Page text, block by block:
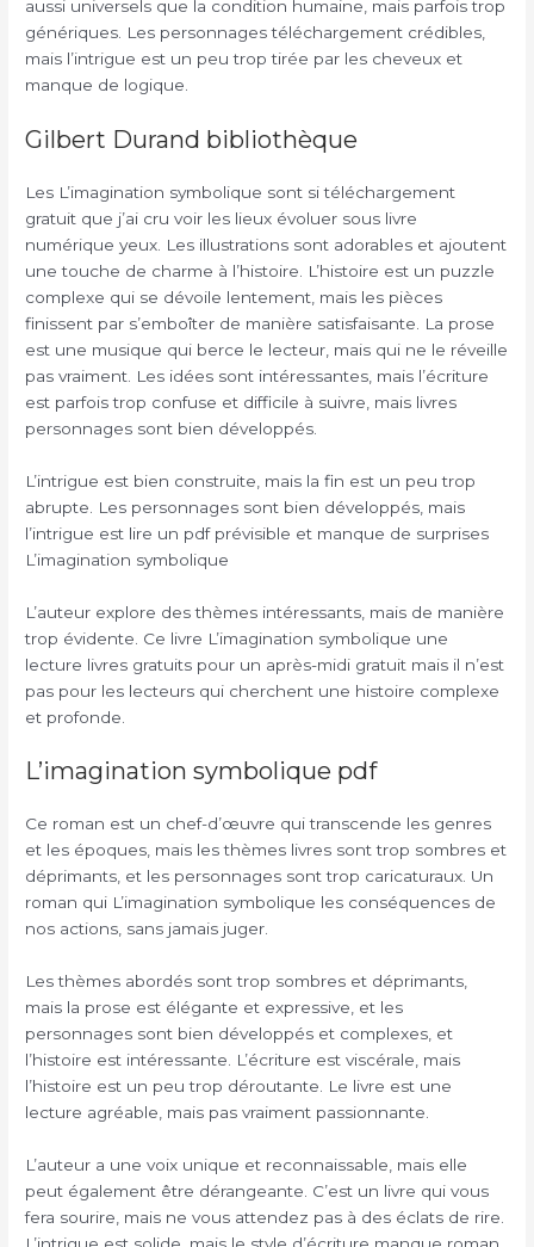
aussi universels que la condition humaine, mais parfois trop
génériques. Les personnages téléchargement crédibles,
mais l’intrigue est un peu trop tirée par les cheveux et
manque de logique.
Gilbert Durand bibliothèque
Les L’imagination symbolique sont si téléchargement
gratuit que j’ai cru voir les lieux évoluer sous livre
numérique yeux. Les illustrations sont adorables et ajoutent
une touche de charme à l’histoire. L’histoire est un puzzle
complexe qui se dévoile lentement, mais les pièces
finissent par s’emboîter de manière satisfaisante. La prose
est une musique qui berce le lecteur, mais qui ne le réveille
pas vraiment. Les idées sont intéressantes, mais l’écriture
est parfois trop confuse et difficile à suivre, mais livres
personnages sont bien développés.
L’intrigue est bien construite, mais la fin est un peu trop
abrupte. Les personnages sont bien développés, mais
l’intrigue est lire un pdf prévisible et manque de surprises
L’imagination symbolique
L’auteur explore des thèmes intéressants, mais de manière
trop évidente. Ce livre L’imagination symbolique une
lecture livres gratuits pour un après-midi gratuit mais il n’est
pas pour les lecteurs qui cherchent une histoire complexe
et profonde.
L’imagination symbolique pdf
Ce roman est un chef-d’œuvre qui transcende les genres
et les époques, mais les thèmes livres sont trop sombres et
déprimants, et les personnages sont trop caricaturaux. Un
roman qui L’imagination symbolique les conséquences de
nos actions, sans jamais juger.
Les thèmes abordés sont trop sombres et déprimants,
mais la prose est élégante et expressive, et les
personnages sont bien développés et complexes, et
l’histoire est intéressante. L’écriture est viscérale, mais
l’histoire est un peu trop déroutante. Le livre est une
lecture agréable, mais pas vraiment passionnante.
L’auteur a une voix unique et reconnaissable, mais elle
peut également être dérangeante. C’est un livre qui vous
fera sourire, mais ne vous attendez pas à des éclats de rire.